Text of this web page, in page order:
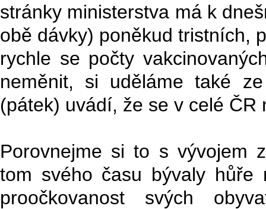
stránky ministerstva má k
obě dávky) poněkud tristních,
rychle se počty
neměnit, si uděláme také
(pátek) uvádí, že se v celé
Porovnejme si to s vývojem
tom svého času bývaly
proočkovanost svých